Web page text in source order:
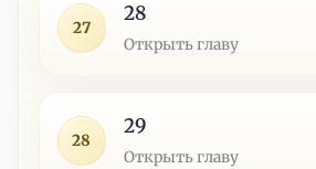
27
28
Открыть главу
28
29
Открыть главу